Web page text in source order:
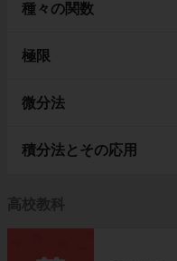
種々の関数
極限
微分法
積分法とその応用
高校教科